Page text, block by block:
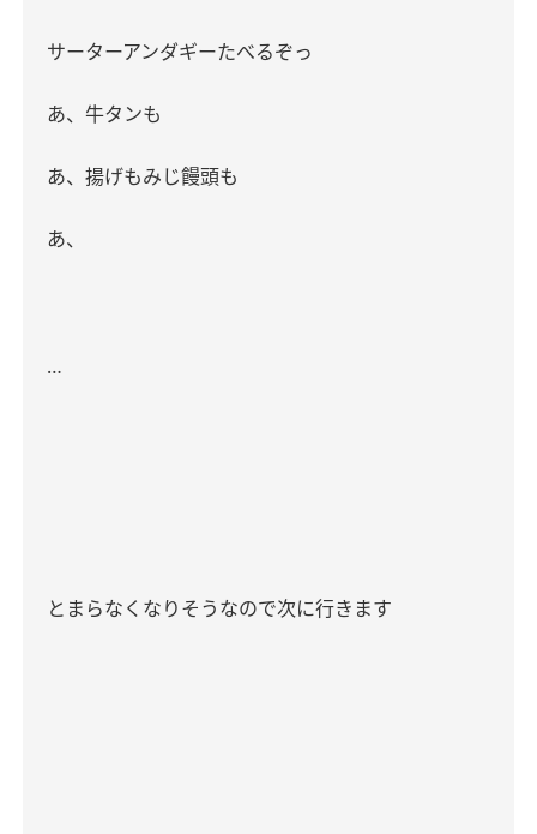
サーターアンダギーたべるぞっ
あ、牛タンも
あ、揚げもみじ饅頭も
あ、
…
とまらなくなりそうなので次に行きます